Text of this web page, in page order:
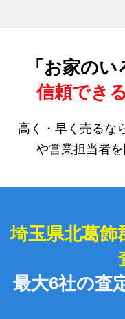
「お家の
信頼でき
高く・早く売るな
や営業担当者を
埼玉県北葛飾
最大6社の査